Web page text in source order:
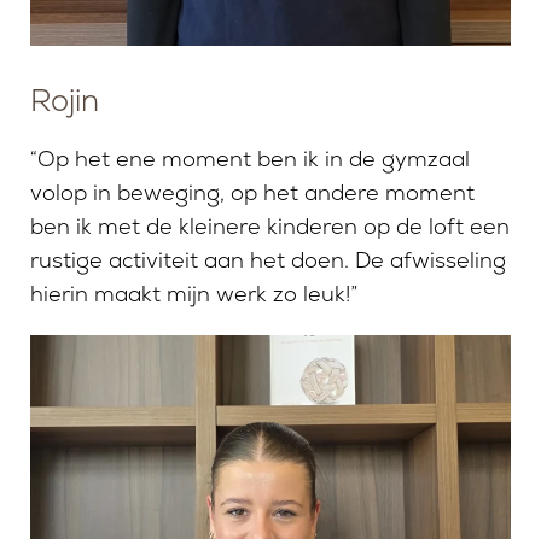
Rojin
“Op het ene moment ben ik in de gymzaal
volop in beweging, op het andere moment
ben ik met de kleinere kinderen op de loft een
rustige activiteit aan het doen. De afwisseling
hierin maakt mijn werk zo leuk!”